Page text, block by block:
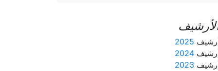
2025
2024
2023